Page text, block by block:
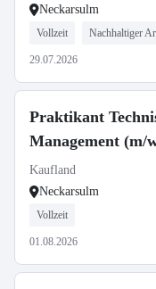
Neckarsulm
Vollzeit Nachhaltiger
29.07.2026
Praktikant
Management (m/
Kaufland
Neckarsulm
Vollzeit
01.08.2026